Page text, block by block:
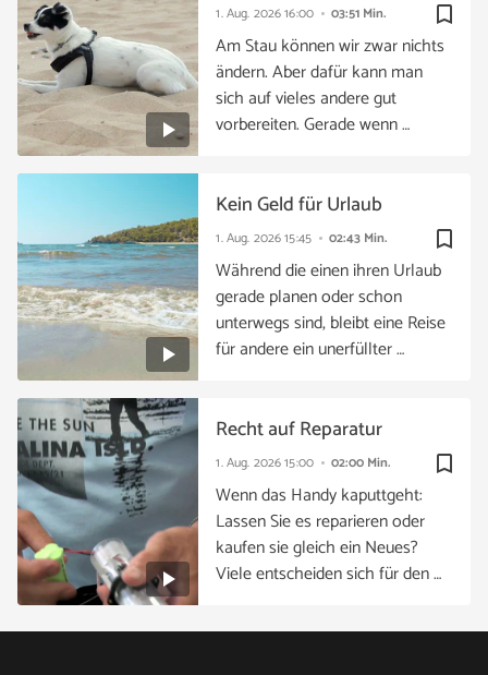
bookmark_border
1. Aug. 202616:00 03:51 Min.
Am Stau können wir zwar nichts
ändern. Aber dafür kann man
sich auf vieles andere gut
vorbereiten. Gerade wenn …
bookmark_border
1. Aug. 202615:45 02:43 Min.
Kein Geld für Urlaub
Während die einen ihren Urlaub
gerade planen oder schon
unterwegs sind, bleibt eine Reise
für andere ein unerfüllter …
bookmark_border
1. Aug. 202615:00 02:00 Min.
Recht auf Reparatur
Wenn das Handy kaputtgeht:
Lassen Sie es reparieren oder
kaufen sie gleich ein Neues?
Viele entscheiden sich für den …